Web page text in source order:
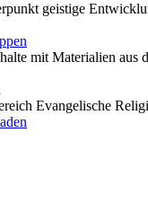
geistige
mit Materialien aus
Evangelische